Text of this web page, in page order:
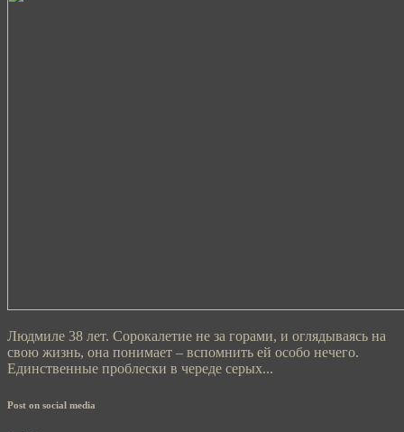
Людмиле 38 лет. Сорокалетие не за горами, и оглядываясь на
свою жизнь, она понимает – вспомнить ей особо нечего.
Единственные проблески в череде серых...
Post on social media